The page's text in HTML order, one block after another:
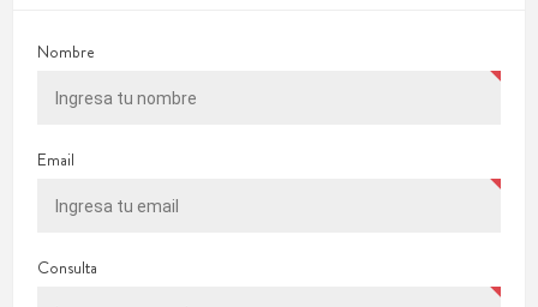
Nombre
Email
Consulta